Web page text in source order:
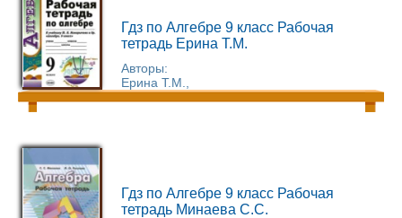
Гдз по Алгебре 9 класс Рабочая
тетрадь Ерина Т.М.
Авторы:
Ерина Т.М.,
Гдз по Алгебре 9 класс Рабочая
тетрадь Минаева С.С.